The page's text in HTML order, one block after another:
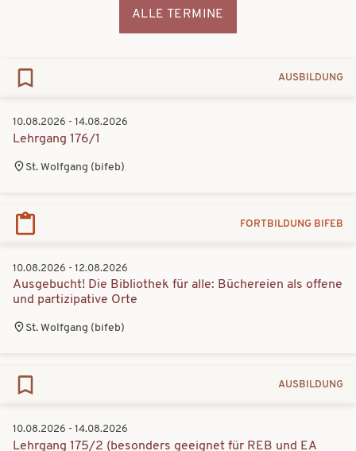
ALLE TERMINE
AUSBILDUNG
10.08.2026 - 14.08.2026
Lehrgang 176/1
St. Wolfgang (bifeb)
FORTBILDUNG BIFEB
10.08.2026 - 12.08.2026
Ausgebucht! Die Bibliothek für alle: Büchereien als offene
und partizipative Orte
St. Wolfgang (bifeb)
AUSBILDUNG
10.08.2026 - 14.08.2026
Lehrgang 175/2 (besonders geeignet für REB und EA